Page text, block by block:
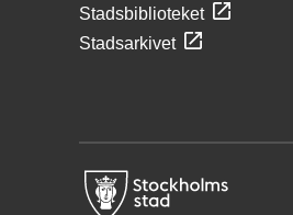
Stadsbiblioteket
Stadsarkivet